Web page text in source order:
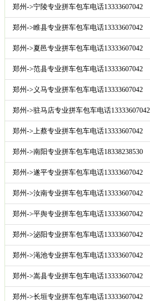
郑州->宁陵专业拼车包车电话13333607042
郑州->睢县专业拼车包车电话13333607042
郑州->夏邑专业拼车包车电话13333607042
郑州->范县专业拼车包车电话13333607042
郑州->义马专业拼车包车电话13333607042
郑州->驻马店专业拼车包车电话13333607042
郑州->上蔡专业拼车包车电话13333607042
郑州->南阳专业拼车包车电话18338238530
郑州->遂平专业拼车包车电话13333607042
郑州->汝南专业拼车包车电话13333607042
郑州->平舆专业拼车包车电话13333607042
郑州->泌阳专业拼车包车电话13333607042
郑州->渑池专业拼车包车电话13333607042
郑州->嵩县专业拼车包车电话13333607042
郑州->长垣专业拼车包车电话13333607042